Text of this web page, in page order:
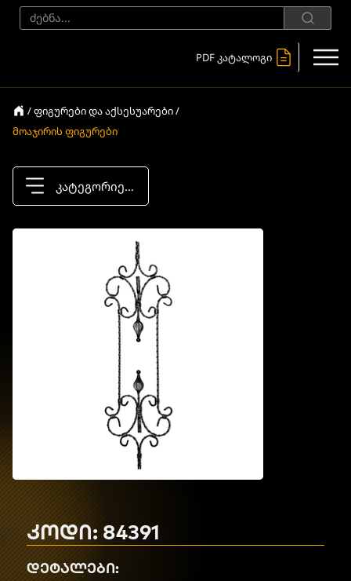
PDF კატალოგი
/ ფიგურები და აქსესუარები /
მოაჯირის ფიგურები
კატეგორიები
კოდი: 84391
დეტალები: